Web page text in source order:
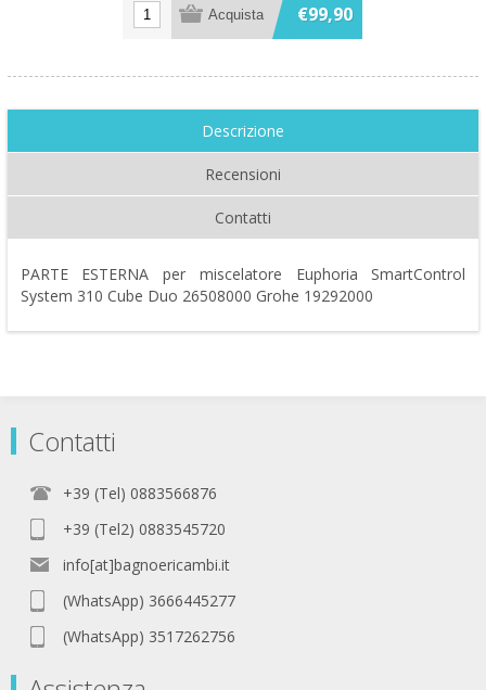
€99,90
Descrizione
Recensioni
Contatti
PARTE ESTERNA per miscelatore Euphoria SmartControl
System 310 Cube Duo 26508000 Grohe 19292000
Contatti
+39 (Tel) 0883566876
+39 (Tel2) 0883545720
info[at]bagnoericambi.it
(WhatsApp) 3666445277
(WhatsApp) 3517262756